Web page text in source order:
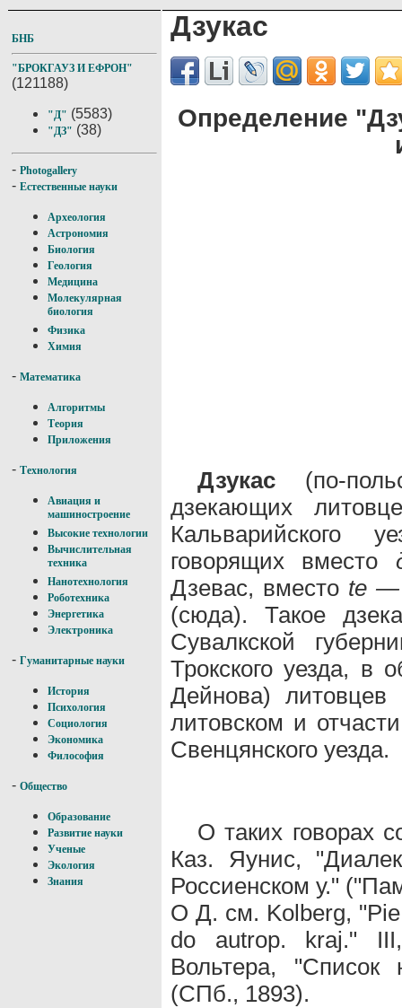
БНБ
"БРОКГАУЗ И ЕФРОН"
(121188)
"Д" (5583)
"ДЗ" (38)
- Photogallery
- Естественные науки
Археология
Астрономия
Биология
Геология
Медицина
Молекулярная
биология
Физика
Химия
- Математика
Алгоритмы
Теория
Приложения
- Технология
Авиация и
машиностроение
Высокие технологии
Вычислительная
техника
Нанотехнология
Роботехника
Энергетика
Электроника
- Гуманитарные науки
История
Психология
Социология
Экономика
Философия
- Общество
Образование
Развитие науки
Ученые
Экология
Знания
Дзукас
Определение
Дзукас (по-
дзекающих
Кальварийского
говорящих вместо
Дзевас, вместо tе —
(сюда). Такое
Сувалкской
Трокского уезда, в
Дейнова)
литовском и
Свенцянского уезда.
О таких говорах
Каз. Яунис,
Россиенском у."
О Д. см. Kolberg,
do autrop. kraj."
Вольтера, "Список
(СПб., 1893).